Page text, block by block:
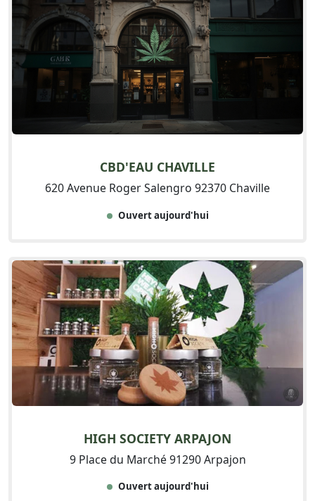
CBD'EAU CHAVILLE
620 Avenue Roger Salengro 92370 Chaville
Ouvert aujourd'hui
HIGH SOCIETY ARPAJON
9 Place du Marché 91290 Arpajon
Ouvert aujourd'hui